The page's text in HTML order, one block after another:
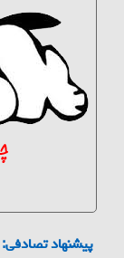
پیشنهاد تصادفی: